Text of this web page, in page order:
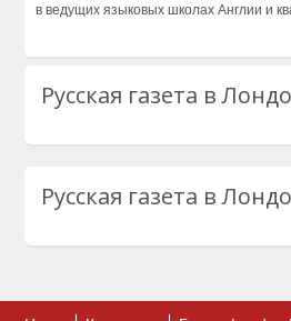
в ведущих языковых школах Англии и
Русская газета в
Русская газета в